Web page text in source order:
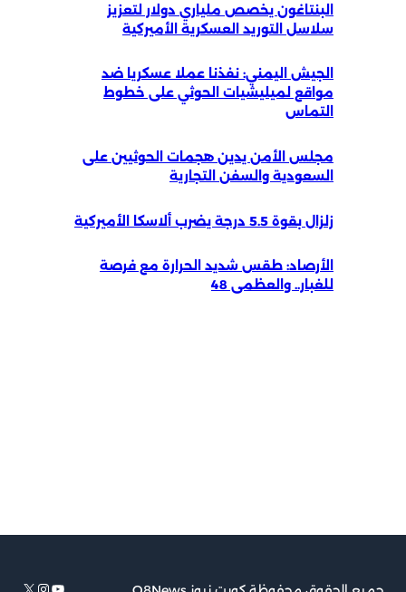
البنتاغون يخصص ملياري دولار لتعزيز
سلاسل التوريد العسكرية الأميركية
الجيش اليمني: نفذنا عملا عسكريا ضد
مواقع لميليشيات الحوثي على خطوط
التماس
مجلس الأمن يدين هجمات الحوثيين على
السعودية والسفن التجارية
زلزال بقوة 5.5 درجة يضرب ألاسكا الأميركية
الأرصاد: طقس شديد الحرارة مع فرصة
للغبار.. والعظمى 48
يوتيوبإكس